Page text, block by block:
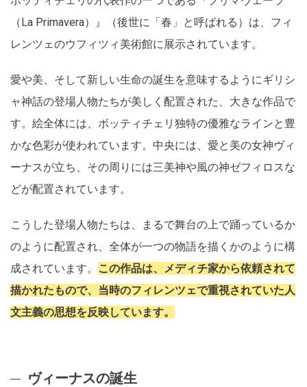
（La Primavera）』（後世に「春」と呼ばれる）は、フィ
レンツェのウフィツィ美術館に展示されています。
愛や美、そして新しい生命の誕生を意味するようにギリシ
ャ神話の登場人物たちが美しく配置された、大きな作品で
す。絵全体には、ボッティチェリ独特の優雅なラインと豊
かな色彩が使われています。中央には、愛と美の女神ヴィ
ーナスが立ち、その周りには三美神や風の神ゼフィロスな
どが配置されています。
こうした登場人物たちは、まるで舞台の上で踊っているか
のように配置され、全体が一つの物語を描くかのように構
成されています。
この作品は、メディチ家から依頼されて
描かれたもので、当時のフィレンツェで重視されていた人
文主義の思想を反映しています。
ヴィーナスの誕生